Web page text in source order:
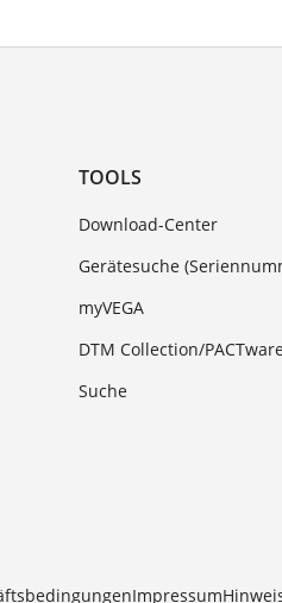
TOOLS
Download-Center
Gerätesuche
myVEGA
DTM Collection/
Suche
Impressum